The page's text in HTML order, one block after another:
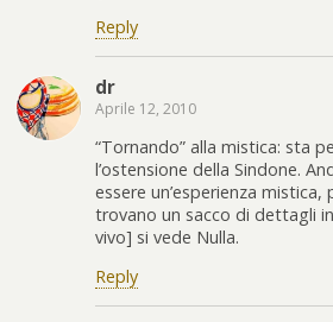
Reply
dr
Aprile 12, 2010
“Tornando” alla mistica: sta
l’ostensione della Sindone.
essere un’esperienza mistica,
trovano un sacco di dettagli
vivo] si vede Nulla.
Reply